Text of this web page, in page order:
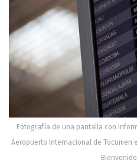
Fotografía de una pantalla con
Aeropuerto Internacional de Tocumen